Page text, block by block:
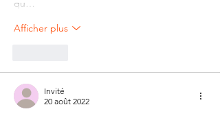
qu…
Afficher plus
Invité
20 août 2022